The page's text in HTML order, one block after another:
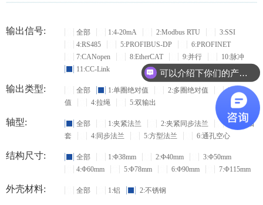
输出信号: 全部 1:4-20mA 2:Modbus RTU
3:SSI
4:RS485
5:PROFIBUS-DP
6:PROFINET
7:CANopen
8:EtherCAT 9:并行
10:脉冲
11:CC-Link
输出类型: 全部 1:单圈绝对值 2:多圈绝对值
3:增量
值
4:拉绳 5:双输出
轴型: 全部 1:夹紧法兰 2:夹紧同步法兰
3:盲孔轴
套
4:同步法兰 5:方型法兰 6:通孔空心
结构尺寸: 全部 1:Φ38mm 2:Φ40mm
3:Φ50mm
4:Φ60mm
5:Φ78mm 6:Φ90mm 7:Φ115mm
外壳材料: 全部 1:铝 2:不锈钢
可以介绍下你们的产品么？